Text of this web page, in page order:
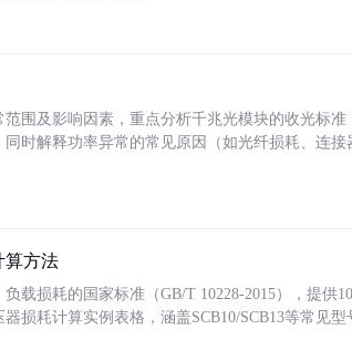
围及影响因素，重点分析千兆光模块的收光标准
时解释功率异常的常见原因（如光纤损耗、连
算方法
载损耗的国家标准（GB/T 10228-2015），提供
损耗计算实例表格，涵盖SCB10/SCB13等常见